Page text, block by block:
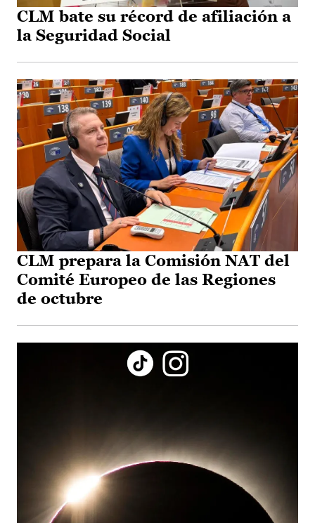
CLM bate su récord de afiliación a
la Seguridad Social
CLM prepara la Comisión NAT del
Comité Europeo de las Regiones
de octubre